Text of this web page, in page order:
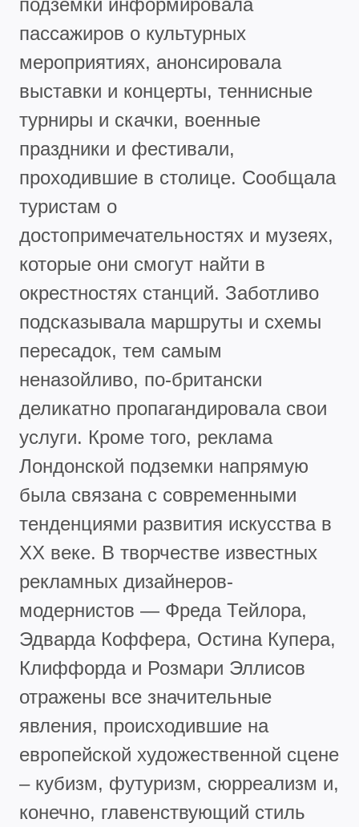
подземки информировала
пассажиров о культурных
мероприятиях, анонсировала
выставки и концерты, теннисные
турниры и скачки, военные
праздники и фестивали,
проходившие в столице. Сообщала
туристам о
достопримечательностях и музеях,
которые они смогут найти в
окрестностях станций. Заботливо
подсказывала маршруты и схемы
пересадок, тем самым
неназойливо, по-британски
деликатно пропагандировала свои
услуги. Кроме того, реклама
Лондонской подземки напрямую
была связана с современными
тенденциями развития искусства в
ХХ веке. В творчестве известных
рекламных дизайнеров-
модернистов — Фреда Тейлора,
Эдварда Коффера, Остина Купера,
Клиффорда и Розмари Эллисов
отражены все значительные
явления, происходившие на
европейской художественной сцене
– кубизм, футуризм, сюрреализм и,
конечно, главенствующий стиль